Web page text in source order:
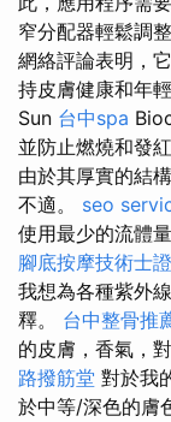
窄分配器輕鬆調
網絡評論表明，
持皮膚健康和年
Sun 台中spa
並防止燃燒和發
由於其厚實的結
不適。 seo
使用最少的流體
腳底按摩技術士
我想為各種紫外
釋。 台中整骨推
的皮膚，香氣，
路撥筋堂 對於我
於中等/深色的膚